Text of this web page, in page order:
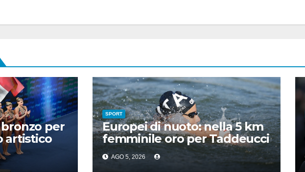
per
artistico
SPORT
Europei di nuoto: nella 5 km
femminile oro per Taddeucci
e bronzo per Pozzobon
AGO 5, 2026